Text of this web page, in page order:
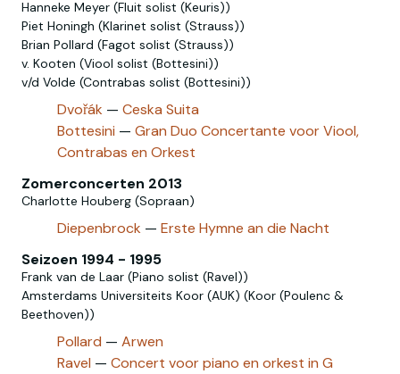
Hanneke Meyer (Fluit solist (Keuris))
Piet Honingh (Klarinet solist (Strauss))
Brian Pollard (Fagot solist (Strauss))
v. Kooten (Viool solist (Bottesini))
v/d Volde (Contrabas solist (Bottesini))
Dvořák — Ceska Suita
Bottesini — Gran Duo Concertante voor Viool,
Contrabas en Orkest
Zomerconcerten 2013
Charlotte Houberg (Sopraan)
Diepenbrock — Erste Hymne an die Nacht
Seizoen 1994 - 1995
Frank van de Laar (Piano solist (Ravel))
Amsterdams Universiteits Koor (AUK) (Koor (Poulenc &
Beethoven))
Pollard — Arwen
Ravel — Concert voor piano en orkest in G